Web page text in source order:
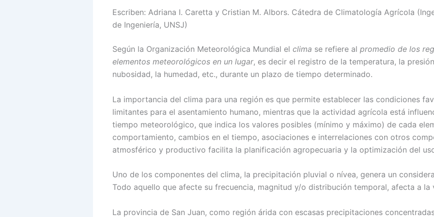
Escriben: Adriana I. Caretta y Cristian M. Albors. Cátedra de Climatología Agrícola
de Ingeniería, UNSJ)
Según la Organización Meteorológica Mundial el clima se refiere al promedio de los
elementos meteorológicos en un lugar, es decir el registro de la temperatura, la
nubosidad, la humedad, etc., durante un plazo de tiempo determinado.
La importancia del clima para una región es que permite establecer las condiciones
limitantes para el asentamiento humano, mientras que la actividad agrícola está
tiempo meteorológico, que indica los valores posibles (mínimo y máximo) de cada
comportamiento, cambios en el tiempo, asociaciones e interrelaciones con otros
atmosférico y productivo facilita la planificación agropecuaria y la optimización del
Uno de los componentes del clima, la precipitación pluvial o nívea, genera un
Todo aquello que afecte su frecuencia, magnitud y/o distribución temporal, afecta a la
La provincia de San Juan, como región árida con escasas precipitaciones